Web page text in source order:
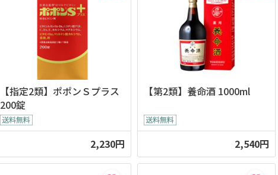
【指定2類】ポポンＳプラス
200錠
2,230円
【第2類】養命酒 1000ml
2,540円